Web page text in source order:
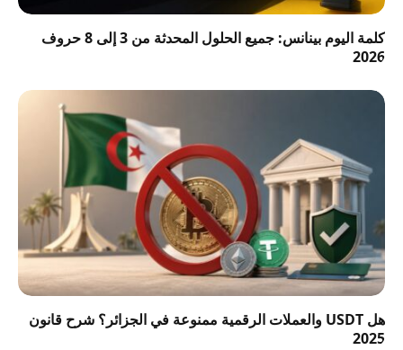
كلمة اليوم بينانس: جميع الحلول المحدثة من 3 إلى 8 حروف
2026
هل USDT والعملات الرقمية ممنوعة في الجزائر؟ شرح قانون
2025